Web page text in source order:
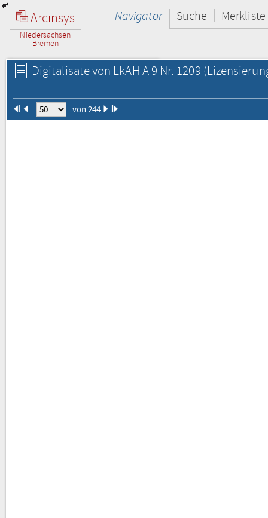
Arcinsys
Niedersachsen
Bremen
Navigator Suche Merkliste
Digitalisate von LkAH A 9 Nr. 1209
von 244